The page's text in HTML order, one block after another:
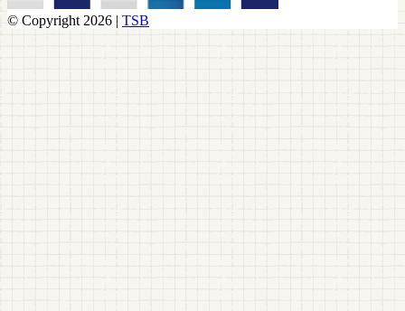
© Copyright 2026 | TSB